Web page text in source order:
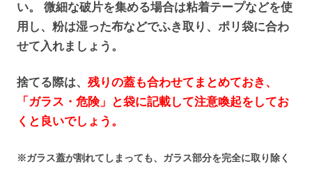
い。 微細な破片を集める場合は粘着テープなどを使
用し、粉は湿った布などでふき取り、ポリ袋に合わ
せて入れましょう。
捨てる際は、 残りの蓋も合わせてまとめておき、
「ガラス・危険」と袋に記載して注意喚起をしてお
くと良いでしょう。
※ガラス蓋が割れてしまっても、ガラス部分を完全に取り除く